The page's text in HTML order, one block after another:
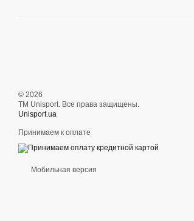
© 2026
ТМ Unisport. Все права защищены.
Unisport.ua
Принимаем к оплате
Мобильная версия